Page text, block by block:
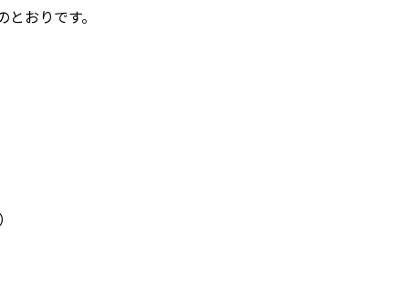
おりです。